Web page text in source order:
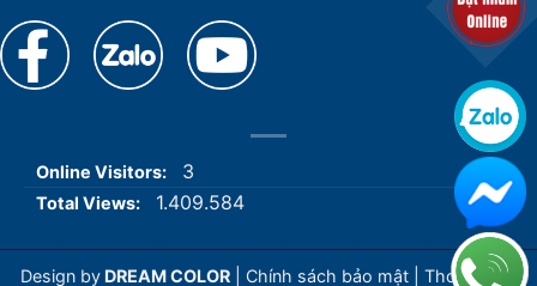
Online Visitors: 3
Total Views: 1.409.584
Design by DREAM COLOR Chính sách bảo mật Thoả thuận